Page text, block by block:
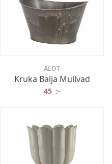
ALOT
Kruka Balja Mullvad
45 :-